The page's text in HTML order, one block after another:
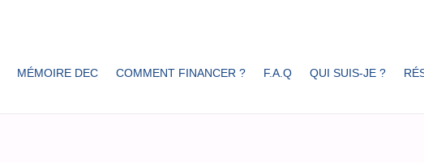
MÉMOIRE DEC COMMENT FINANCER ? F.A.Q QUI SUIS-JE ?